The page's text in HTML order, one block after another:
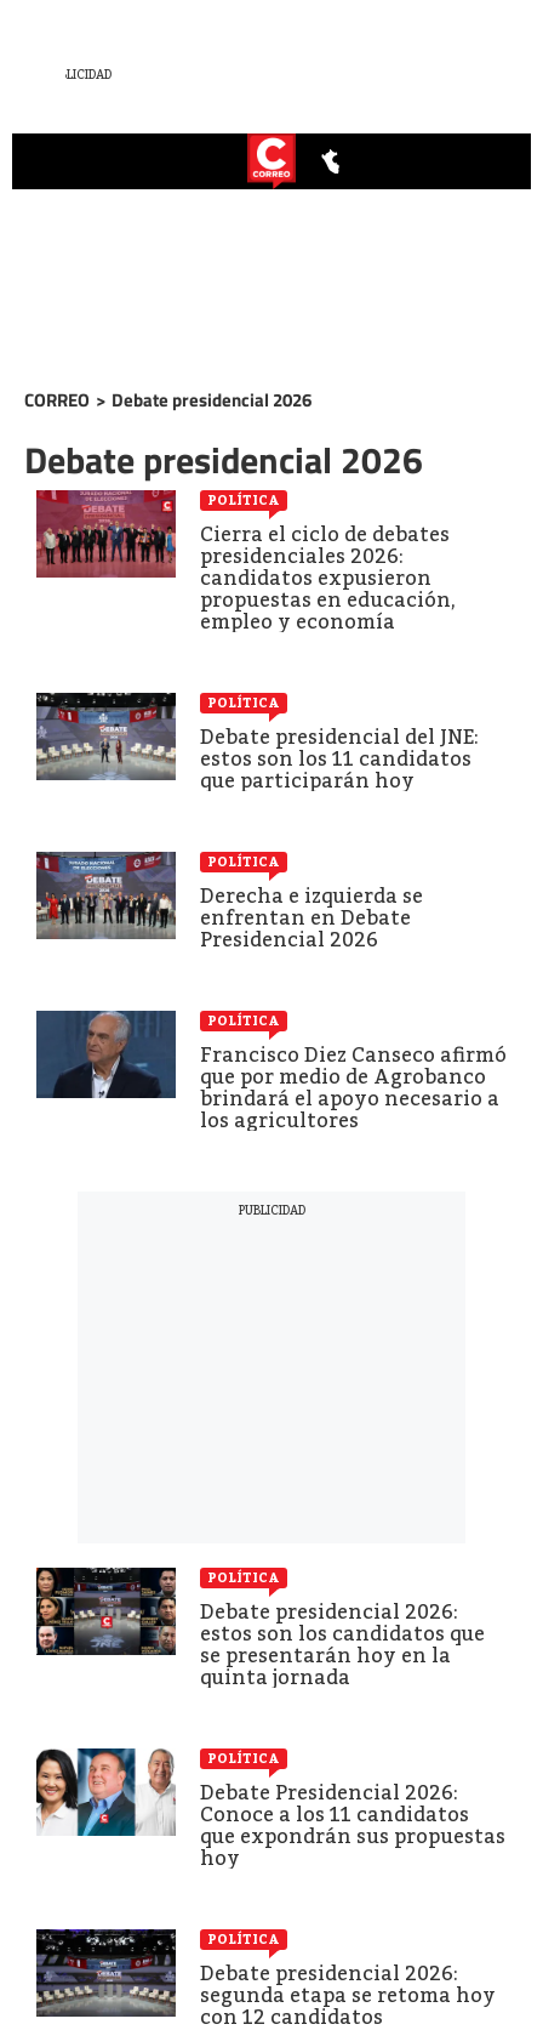
CORREO > Debate presidencial 2026
Debate presidencial 2026
POLÍTICA
Cierra el ciclo de debates
presidenciales 2026:
candidatos expusieron
propuestas en educación,
empleo y economía
POLÍTICA
Debate presidencial del JNE:
estos son los 11 candidatos
que participarán hoy
POLÍTICA
Derecha e izquierda se
enfrentan en Debate
Presidencial 2026
POLÍTICA
Francisco Diez Canseco afirmó
que por medio de Agrobanco
brindará el apoyo necesario a
los agricultores
POLÍTICA
Debate presidencial 2026:
estos son los candidatos que
se presentarán hoy en la
quinta jornada
POLÍTICA
Debate Presidencial 2026:
Conoce a los 11 candidatos
que expondrán sus propuestas
hoy
POLÍTICA
Debate presidencial 2026:
segunda etapa se retoma hoy
con 12 candidatos